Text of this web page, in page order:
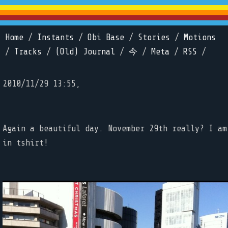
Home / Instants / Obi Base / Stories /
Motions
/ Tracks / (Old) Journal / 今 / Meta / RSS /
2010/11/29 13:55,
Again a beautiful day. November 29th really? I am
in tshirt!